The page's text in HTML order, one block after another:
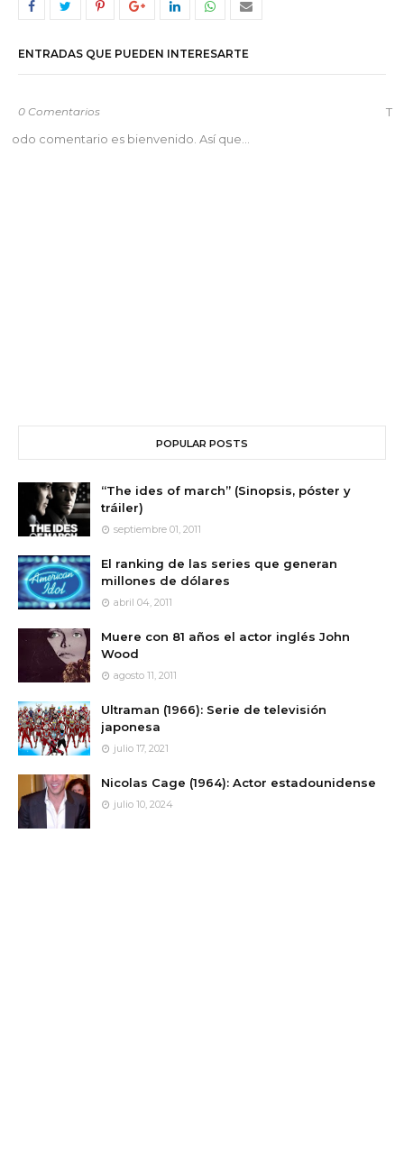
ENTRADAS QUE PUEDEN INTERESARTE
0 Comentarios
T
odo comentario es bienvenido. Así que...
POPULAR POSTS
“The ides of march” (Sinopsis, póster y
tráiler)
septiembre 01, 2011
El ranking de las series que generan
millones de dólares
abril 04, 2011
Muere con 81 años el actor inglés John
Wood
agosto 11, 2011
Ultraman (1966): Serie de televisión
japonesa
julio 17, 2021
Nicolas Cage (1964): Actor estadounidense
julio 10, 2024